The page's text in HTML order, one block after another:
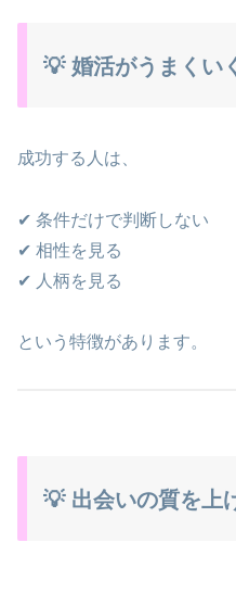
💡 婚活がうまくい
成功する人は、
✔ 条件だけで判断しない
✔ 相性を見る
✔ 人柄を見る
という特徴があります。
💡 出会いの質を上